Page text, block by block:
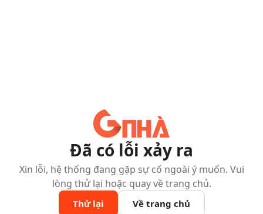
Đã có lỗi xảy ra
Xin lỗi, hệ thống đang gặp sự cố ngoài ý muốn. Vui
lòng thử lại hoặc quay về trang chủ.
Thử lại Về trang chủ